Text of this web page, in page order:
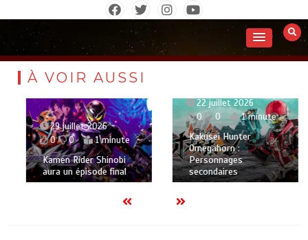
contenu
À VOIR AUSSI
29 juillet 2026
0
0 1 minute
Kamen Rider Shinobi
aura un épisode final
22 juillet 2026
0
0 1 minute
Kakusei Hunter
Omegahorn :
Personnages
secondaires